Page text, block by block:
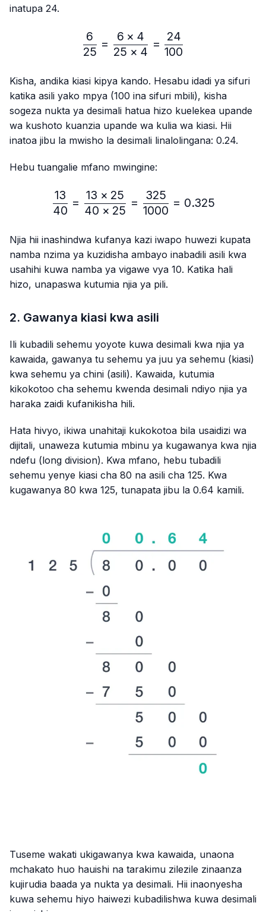
inatupa 24.
\frac{6}{25}=\frac{6 ×
25
6
=
25 × 4
6 × 4
=
100
24
Kisha, andika kiasi kipya kando. Hesabu idadi ya sifuri
katika asili yako mpya (100 ina sifuri mbili), kisha
sogeza nukta ya desimali hatua hizo kuelekea upande
wa kushoto kuanzia upande wa kulia wa kiasi. Hii
inatoa jibu la mwisho la desimali linalolingana: 0.24.
Hebu tuangalie mfano mwingine:
\frac{13}{40}=\frac{13
40
13
=
40 × 25
13 × 25
=
1000
325
= 0.325
Njia hii inashindwa kufanya kazi iwapo huwezi kupata
namba nzima ya kuzidisha ambayo inabadili asili kwa
usahihi kuwa namba ya vigawe vya 10. Katika hali
hizo, unapaswa kutumia njia ya pili.
2. Gawanya kiasi kwa asili
Ili kubadili sehemu yoyote kuwa desimali kwa njia ya
kawaida, gawanya tu sehemu ya juu ya sehemu (kiasi)
kwa sehemu ya chini (asili). Kawaida, kutumia
kikokotoo cha sehemu kwenda desimali ndiyo njia ya
haraka zaidi kufanikisha hili.
Hata hivyo, ikiwa unahitaji kukokotoa bila usaidizi wa
dijitali, unaweza kutumia mbinu ya kugawanya kwa njia
ndefu (long division). Kwa mfano, hebu tubadili
sehemu yenye kiasi cha 80 na asili cha 125. Kwa
kugawanya 80 kwa 125, tunapata jibu la 0.64 kamili.
Tuseme wakati ukigawanya kwa kawaida, unaona
mchakato huo hauishi na tarakimu zilezile zinaanza
kujirudia baada ya nukta ya desimali. Hii inaonyesha
kuwa sehemu hiyo haiwezi kubadilishwa kuwa desimali